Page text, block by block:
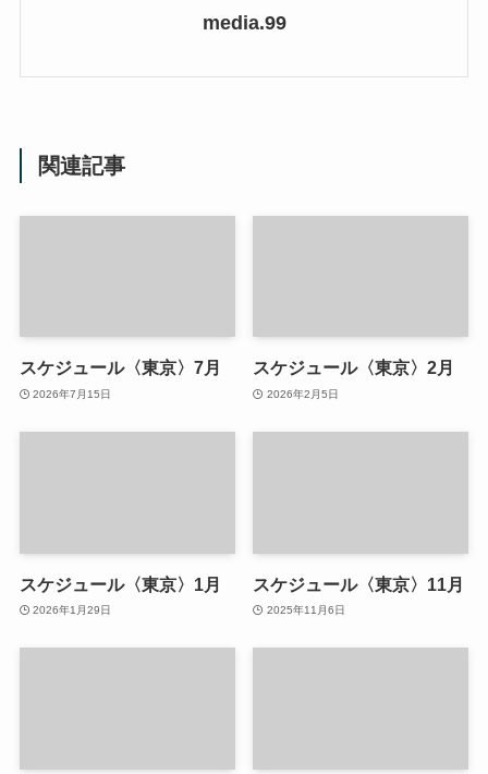
media.99
関連記事
スケジュール〈東京〉7月
2026年7月15日
スケジュール〈東京〉2月
2026年2月5日
スケジュール〈東京〉1月
2026年1月29日
スケジュール〈東京〉11月
2025年11月6日